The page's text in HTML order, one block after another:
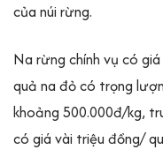
của núi rừng.
Na rừng chính vụ có
quả na đỏ có trọng
khoảng 500.000đ/kg,
có giá vài triệu đồng/